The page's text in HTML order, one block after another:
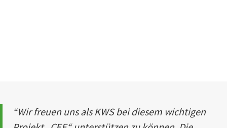
“Wir freuen uns als KWS bei diesem wichtigen